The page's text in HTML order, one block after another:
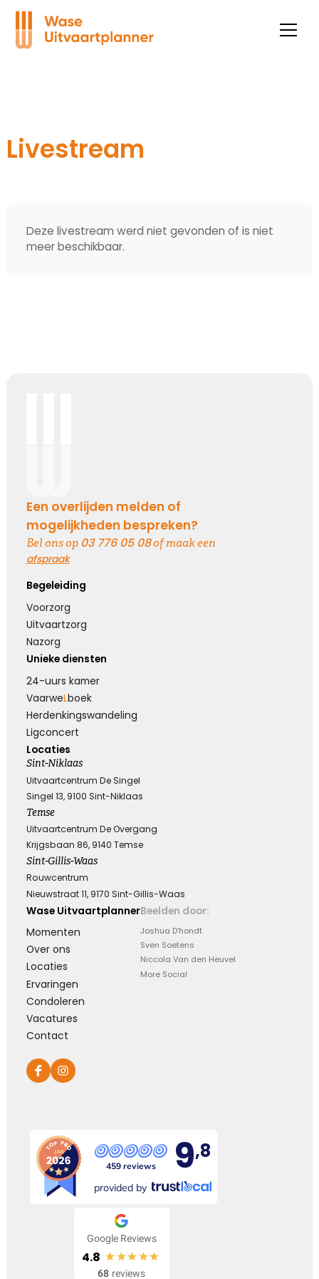
Livestream
Deze livestream werd niet gevonden of is niet
meer beschikbaar.
Een overlijden melden of
mogelijkheden bespreken?
Bel ons op 03 776 05 08of maak een
afspraak
Begeleiding
Voorzorg
Uitvaartzorg
Nazorg
Unieke diensten
24-uurs kamer
VaarweLboek
Herdenkings­wandeling
Ligconcert
Locaties
Sint-Niklaas
Uitvaartcentrum De Singel
Singel 13, 9100 Sint-Niklaas
Temse
Uitvaartcentrum De Overgang
Krijgsbaan 86, 9140 Temse
Sint-Gillis-Waas
Rouwcentrum
Nieuwstraat 11, 9170 Sint-Gillis-Waas
Wase Uitvaartplanner
Momenten
Over ons
Locaties
Ervaringen
Condoleren
Vacatures
Contact
Beelden door:
Joshua D'hondt
Sven Soetens
Niccola Van den Heuvel
More Social
459 reviews 9,8
provided by
Google Reviews
4.8
68 reviews